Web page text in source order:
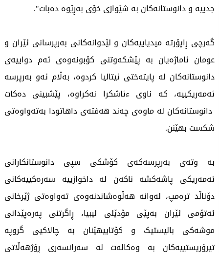
جدییە و دانوستانەکان بە شێوازی خۆی بەڕێوە دەبات".
گەرچی ڕاپۆرتە میدیاییەکان و لێدوانەکانی بەرپرسانی ئێران و
عومان ئاماژەیان بە پێشکەوتنی کۆبونەوەی ئەم دواییەی
دانوستانەکان لە پایتەختی ئیتالیا کردوە، بەڵام ئەو بەرپرسە
ئەمەریکییە، کە ناوی ءئاشکرا نەکراوە، پێشبینی دەکات
دانوستانەکان لە ماوەی چەند هەفتەی داهاتودا بەتەواوەتی
شکست بهێنن.
بە وتەی بەرپرسەکەی کۆشکی سپی دانوستانکارانی
ئەمەریکی پاشەکشە ناکەن لە داخوازییە سەرەکییەکانی
دۆناڵد ترەمپ، لەوانە هەڵوەشاندنەوەی تەواوەتی ژێرخانی
ئەتۆمی ئێران بەپێی مۆدێلی لیبیا، ڕاگرتنی پەرەپێدانی
موشەکی بالیستیک و کۆتاییهێنان بە چالاکیی گروپە
تیرۆریستییەکان بە وەکالەت لە سەرانسەری ڕۆژهەڵاتی